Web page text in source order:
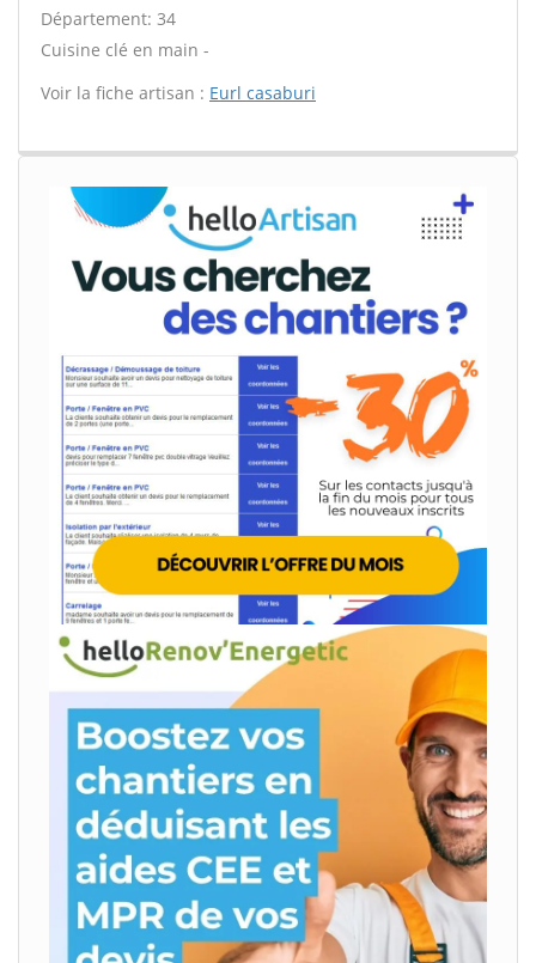
Département: 34
Cuisine clé en main -
Voir la fiche artisan : Eurl casaburi